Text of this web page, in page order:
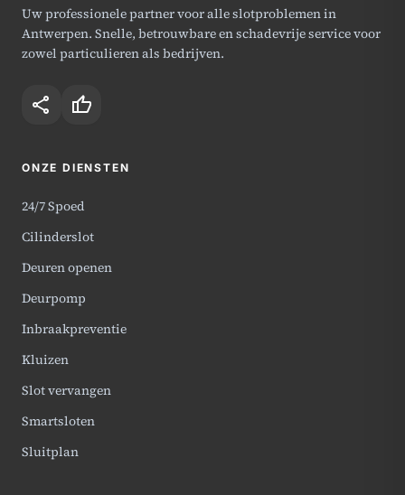
Uw professionele partner voor alle slotproblemen in
Antwerpen. Snelle, betrouwbare en schadevrije service voor
zowel particulieren als bedrijven.
share thumb_up
ONZE DIENSTEN
24/7 Spoed
Cilinderslot
Deuren openen
Deurpomp
Inbraakpreventie
Kluizen
Slot vervangen
Smartsloten
Sluitplan